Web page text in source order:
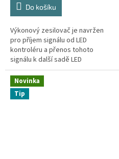
Do košíku
Výkonový zesilovač je navržen
pro příjem signálu od LED
kontroléru a přenos tohoto
signálu k další sadě LED
světelných zdrojů. Zesilovač se
nepoužívá samostatně; je nutné
jej...
Novinka
Tip